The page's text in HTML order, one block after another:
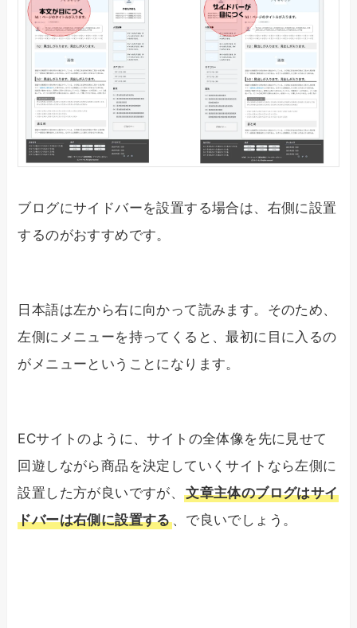
ブログにサイドバーを設置する場合は、右側に設置
するのがおすすめです。
日本語は左から右に向かって読みます。そのため、
左側にメニューを持ってくると、最初に目に入るの
がメニューということになります。
ECサイトのように、サイトの全体像を先に見せて
回遊しながら商品を決定していくサイトなら左側に
設置した方が良いですが、文章主体のブログはサイ
ドバーは右側に設置する、で良いでしょう。